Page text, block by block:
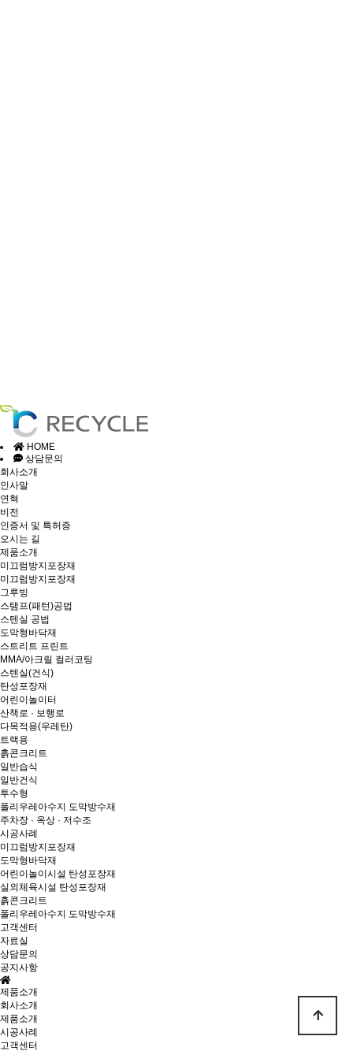
HOME
상담문의
회사소개
인사말
연혁
비전
인증서 및 특허증
오시는 길
제품소개
미끄럼방지포장재
미끄럼방지포장재
그루빙
스탬프(패턴)공법
스텐실 공법
도막형바닥재
스트리트 프린트
MMA/아크릴 컬러코팅
스텐실(건식)
탄성포장재
어린이놀이터
산책로 · 보행로
다목적용(우레탄)
트랙용
흙콘크리트
일반습식
일반건식
투수형
폴리우레아수지 도막방수재
주차장 · 옥상 · 저수조
시공사례
미끄럼방지포장재
도막형바닥재
어린이놀이시설 탄성포장재
실외체육시설 탄성포장재
흙콘크리트
폴리우레아수지 도막방수재
고객센터
자료실
상담문의
공지사항
제품소개
회사소개
제품소개
시공사례
고객센터